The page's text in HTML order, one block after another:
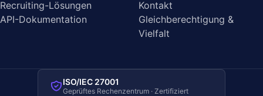
Recruiting-Lösungen
API-Dokumentation
Kontakt
Gleichberechtigung &
Vielfalt
ISO/IEC 27001
Geprüftes Rechenzentrum · Zertifiziert